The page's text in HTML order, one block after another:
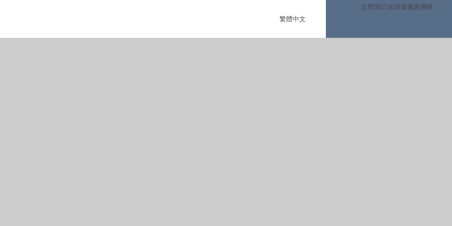
繁體中文
立即預訂保證最優惠價格